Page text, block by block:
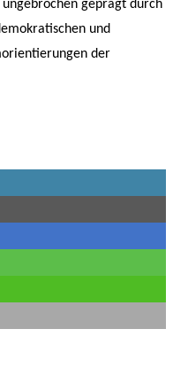
geprägt durch
und
der